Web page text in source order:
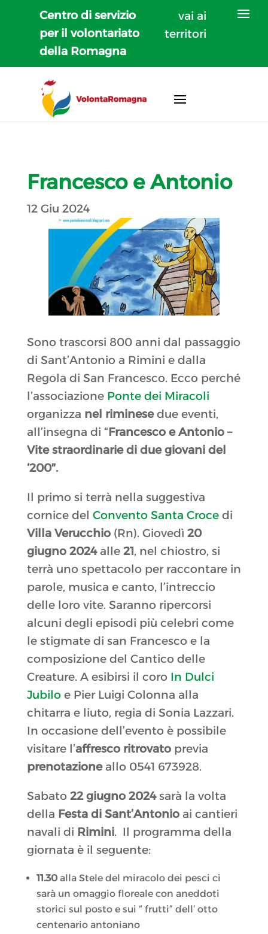
Centro di servizio
per il volontariato
della Romagna
vai ai
territori
Francesco e Antonio
12 Giu 2024
Sono trascorsi 800 anni dal passaggio
di Sant’Antonio a Rimini e dalla
Regola di San Francesco. Ecco perché
l’associazione Ponte dei Miracoli
organizza nel riminesedue eventi,
all’insegna di “Francesco e Antonio –
Vite straordinarie di due giovani del
‘200″.
Il primo si terrà nella suggestiva
cornice del Convento Santa Crocedi
Villa Verucchio (Rn). Giovedì 20
giugno 2024alle 21, nel chiostro, si
terrà uno spettacolo per raccontare in
parole, musica e canto, l’intreccio
delle loro vite. Saranno ripercorsi
alcuni degli episodi più celebri come
le stigmate di san Francesco e la
composizione del Cantico delle
Creature. A esibirsi il coro In Dulci
Jubiloe Pier Luigi Colonna alla
chitarra e liuto, regia di Sonia Lazzari.
In occasione dell’evento è possibile
visitare l’affresco ritrovatoprevia
prenotazioneallo 0541 673928.
Sabato 22 giugno 2024sarà la volta
della Festa di Sant’Antonio ai cantieri
navali di Rimini. Il programma della
giornata è il seguente:
11.30alla Stele del miracolo dei pesci ci
sarà un omaggio floreale con aneddoti
storici sul posto e sui “ frutti” dell’ otto
centenario antoniano